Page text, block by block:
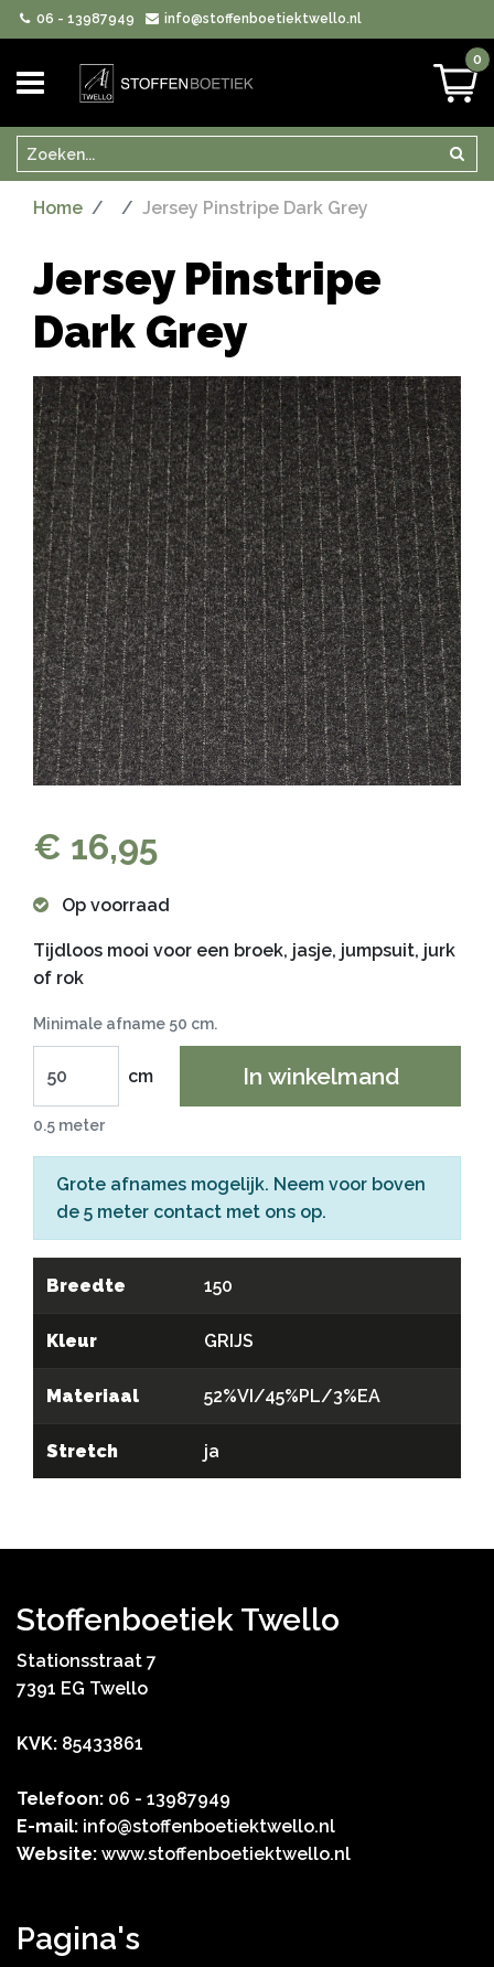
06 - 13987949 info@stoffenboetiektwello.nl
0
Zoeken
Home Jersey Pinstripe Dark Grey
Jersey Pinstripe
Dark Grey
€ 16,95
Op voorraad
Tijdloos mooi voor een broek, jasje, jumpsuit, jurk
of rok
Minimale afname 50 cm.
cm In winkelmand
0.5 meter
Grote afnames mogelijk. Neem voor boven
de 5 meter contact met ons op.
Breedte 150
Kleur GRIJS
Materiaal 52%VI/45%PL/3%EA
Stretch ja
Stoffenboetiek Twello
Stationsstraat 7
7391 EG Twello
KVK: 85433861
Telefoon: 06 - 13987949
E-mail: info@stoffenboetiektwello.nl
Website: www.stoffenboetiektwello.nl
Pagina's